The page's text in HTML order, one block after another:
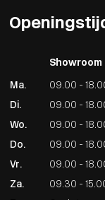
Showroom
Ma.
09.00 -
Di.
09.00 -
Wo.
09.00 -
Do.
09.00 -
Vr.
09.00 -
Za.
09.30 -